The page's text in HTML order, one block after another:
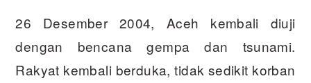
26 Desember 2004, Aceh kembali diuji
dengan bencana gempa dan tsunami.
Rakyat kembali berduka, tidak sedikit korban